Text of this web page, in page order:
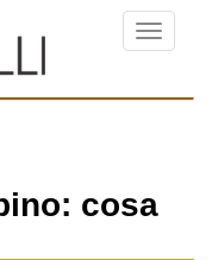
Menu
cosa